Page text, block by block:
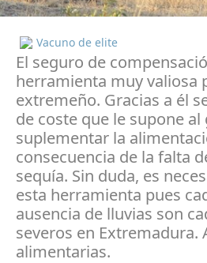
Vacuno de elite
El seguro de
herramienta muy valiosa
extremeño. Gracias a él
de coste que le supone
suplementar la
consecuencia de la falta
sequía. Sin duda, es
esta herramienta pues
ausencia de lluvias son
severos en
alimentarias.